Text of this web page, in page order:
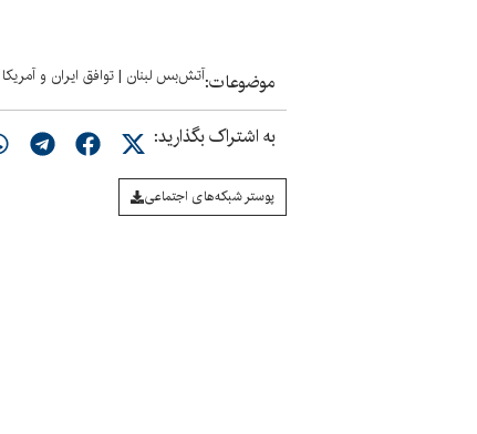
موضوعات:آتش‌بس لبنان |توافق ایران و آمریکا
به اشتراک بگذارید:
پوستر شبکه‌های اجتماعی